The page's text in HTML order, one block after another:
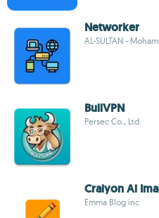
Networker
AL-SULTAN -
BullVPN
Persec Co., Ltd.
Craiyon Ai
Emma Blog inc